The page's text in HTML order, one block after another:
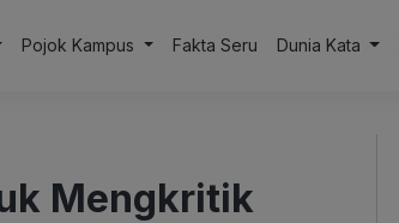
Pojok Kampus Fakta Seru Dunia Kata
Mengkritik